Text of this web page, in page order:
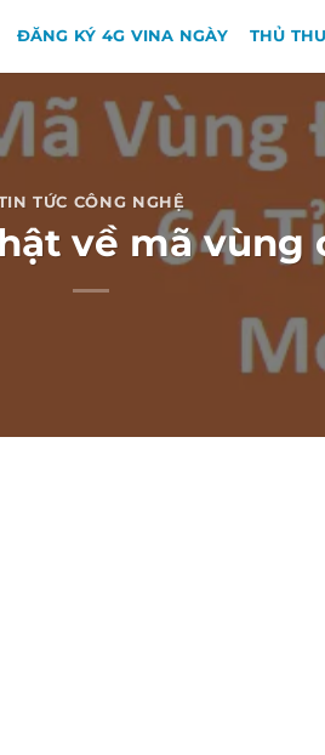
ĐĂNG KÝ 4G VINA NGÀY THỦ
TỨC CÔNG NGHỆ
về mã vùng